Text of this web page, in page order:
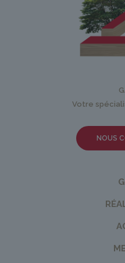
Votre
NOUS